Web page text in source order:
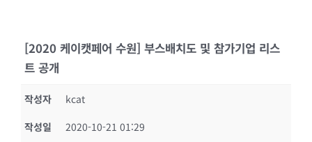
[2020 케이캣페어 수원] 부스배치도 및 참가기업 리스
트 공개
작성자
kcat
작성일
2020-10-21 01:29